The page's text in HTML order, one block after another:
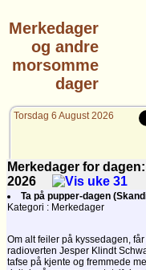
Merkedager
og andre
morsomme
dager
Torsdag 6 August 2026
Merkedager for
2026
Ta på pupper-dagen
Kategori : Merkedager
Om alt feiler på kyssedagen,
radioverten Jesper Klindt
tafse på kjente og fremmede